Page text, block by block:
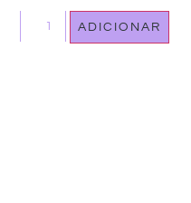
ADICIONAR